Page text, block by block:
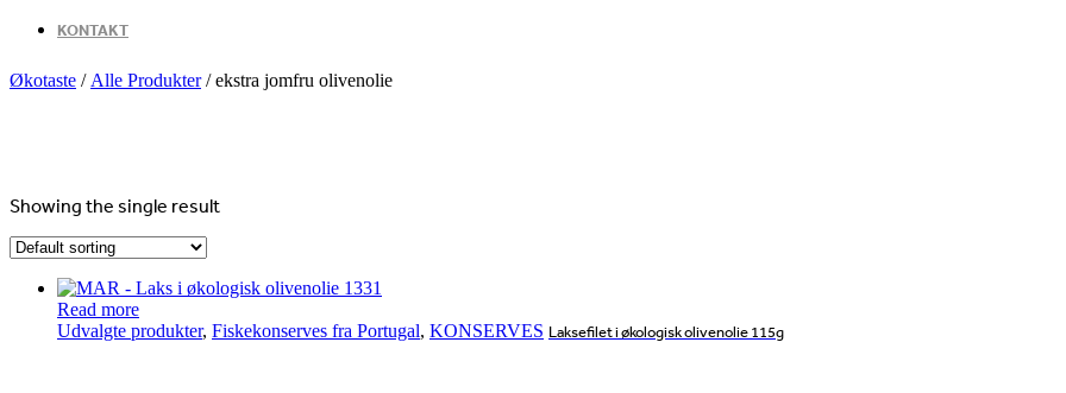
KONTAKT
Økotaste / Alle Produkter/ekstra jomfru olivenolie
Showing the single result
Read more
Udvalgte produkter, Fiskekonserves fra Portugal, KONSERVES Laksefilet i økologisk olivenolie 115g